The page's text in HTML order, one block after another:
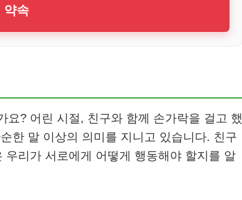
약속
요? 어린 시절, 친구와 함께 손가락을 걸고 했
한 말 이상의 의미를 지니고 있습니다. 친구
리가 서로에게 어떻게 행동해야 할지를 알